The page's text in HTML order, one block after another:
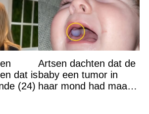
dat is
(24)
Artsen dachten dat de
baby een tumor in
haar mond had maar